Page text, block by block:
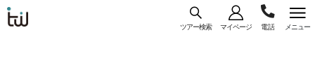
ツアー検索 マイページ メニュー